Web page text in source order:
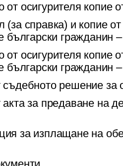
от осигурителя копие
(за справка) и копие
български гражданин
от осигурителя копие
български гражданин
съдебното решение за
акта за предаване на
за изплащане на